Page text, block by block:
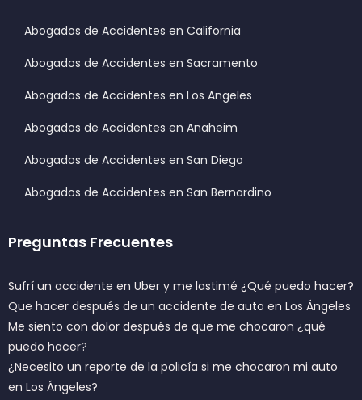
Abogados de Accidentes en California
Abogados de Accidentes en Sacramento
Abogados de Accidentes en Los Angeles
Abogados de Accidentes en Anaheim
Abogados de Accidentes en San Diego
Abogados de Accidentes en San Bernardino
Preguntas Frecuentes
Sufrí un accidente en Uber y me lastimé ¿Qué puedo hacer?
Que hacer después de un accidente de auto en Los Ángeles
Me siento con dolor después de que me chocaron ¿qué
puedo hacer?
¿Necesito un reporte de la policía si me chocaron mi auto
en Los Ángeles?